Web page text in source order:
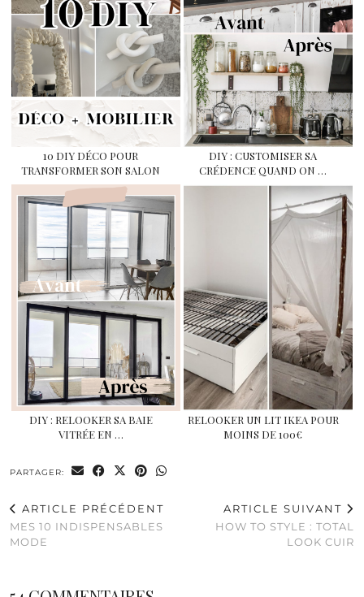
10 DIY DÉCO POUR
TRANSFORMER SON SALON
DIY : CUSTOMISER SA
CRÉDENCE QUAND ON …
DIY : RELOOKER SA BAIE
VITRÉE EN …
RELOOKER UN LIT IKEA POUR
MOINS DE 100€
PARTAGER:
ARTICLE PRÉCÉDENT
MES 10 INDISPENSABLES
MODE
ARTICLE SUIVANT
HOW TO STYLE : TOTAL
LOOK CUIR